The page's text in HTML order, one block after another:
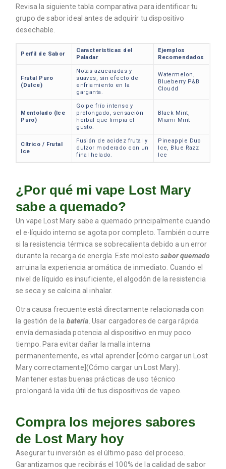
Revisa la siguiente tabla comparativa para identificar tu
grupo de sabor ideal antes de adquirir tu dispositivo
desechable.
Perfil de Sabor
Características del
Paladar
Ejemplos
Recomendados
Frutal Puro
(Dulce)
Notas azucaradas y
suaves, sin efecto de
enfriamiento en la
garganta.
Watermelon,
Blueberry P&B
Cloudd
Mentolado (Ice
Puro)
Golpe frío intenso y
prolongado, sensación
herbal que limpia el
gusto.
Black Mint,
Miami Mint
Cítrico / Frutal
Ice
Fusión de acidez frutal y
dulzor moderado con un
final helado.
Pineapple Duo
Ice, Blue Razz
Ice
¿Por qué mi vape Lost Mary
sabe a quemado?
Un vape Lost Mary sabe a quemado principalmente cuando
el e-líquido interno se agota por completo. También ocurre
si la resistencia térmica se sobrecalienta debido a un error
durante la recarga de energía. Este molestosabor quemado
arruina la experiencia aromática de inmediato. Cuando el
nivel de líquido es insuficiente, el algodón de la resistencia
se seca y se calcina al inhalar.
Otra causa frecuente está directamente relacionada con
la gestión de la batería . Usar cargadores de carga rápida
envía demasiada potencia al dispositivo en muy poco
tiempo. Para evitar dañar la malla interna
permanentemente, es vital aprender [cómo cargar un Lost
Mary correctamente](Cómo cargar un Lost Mary).
Mantener estas buenas prácticas de uso técnico
prolongará la vida útil de tus dispositivos de vapeo.
Compra los mejores sabores
de Lost Mary hoy
Asegurar tu inversión es el último paso del proceso.
Garantizamos que recibirás el 100% de la calidad de sabor